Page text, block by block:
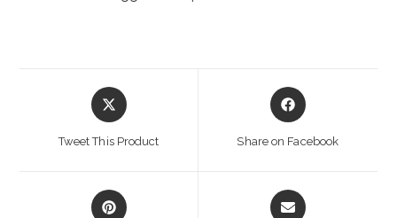
Opens
in
Tweet This Product
Opens
in
Share on Facebook
Opens
Opens